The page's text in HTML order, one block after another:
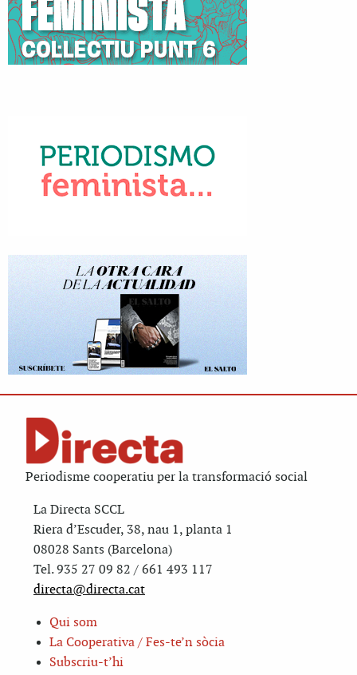
Periodisme cooperatiu per la transformació social
La Directa SCCL
Riera d’Escuder, 38, nau 1, planta 1
08028 Sants (Barcelona)
Tel. 935 27 09 82 / 661 493 117
directa@directa.cat
Qui som
La Cooperativa / Fes-te’n sòcia
Subscriu-t’hi